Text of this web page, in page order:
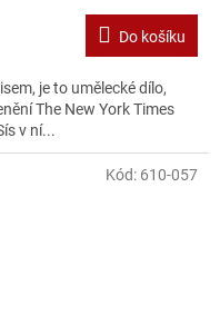
Do košíku
je to umělecké dílo,
The New York Times
v ní...
Kód: 610-057